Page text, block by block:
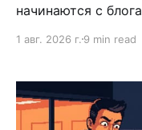
начинаются с
рекомендательную
1 авг. 2026 г. 9 min read